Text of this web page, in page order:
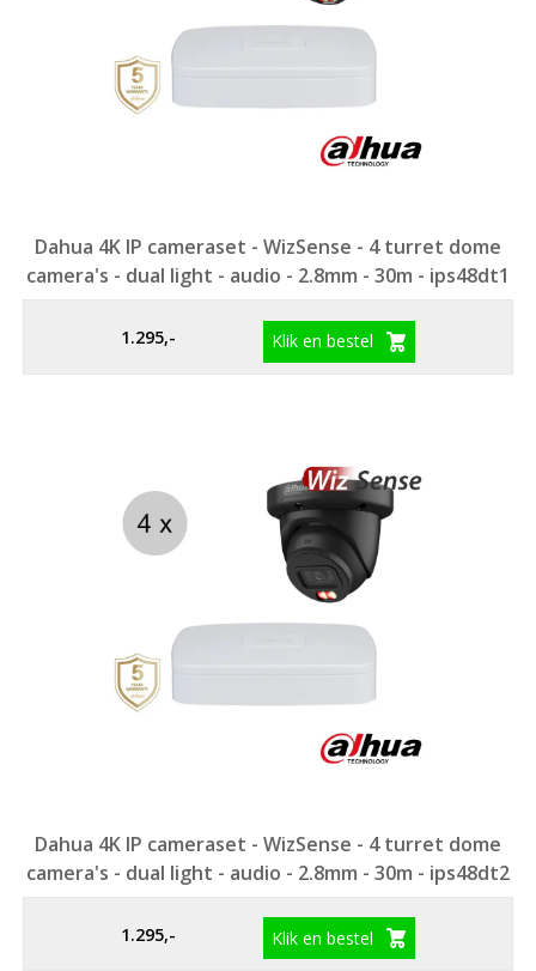
Dahua 4K IP cameraset - WizSense - 4 turret dome
camera's - dual light - audio - 2.8mm - 30m - ips48dt1
1.295,- Klik en bestel
Dahua 4K IP cameraset - WizSense - 4 turret dome
camera's - dual light - audio - 2.8mm - 30m - ips48dt2
1.295,- Klik en bestel